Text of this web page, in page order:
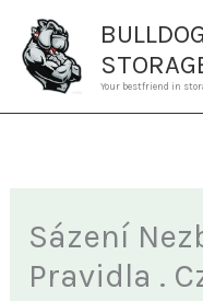
content
Your bestfriend in
Sázení
Pravidla .